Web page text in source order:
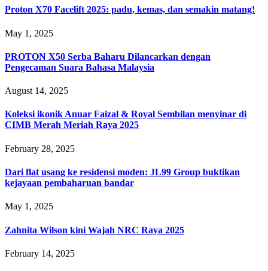
Proton X70 Facelift 2025: padu, kemas, dan semakin matang!
May 1, 2025
PROTON X50 Serba Baharu Dilancarkan dengan
Pengecaman Suara Bahasa Malaysia
August 14, 2025
Koleksi ikonik Anuar Faizal & Royal Sembilan menyinar di
CIMB Merah Meriah Raya 2025
February 28, 2025
Dari flat usang ke residensi moden: JL99 Group buktikan
kejayaan pembaharuan bandar
May 1, 2025
Zahnita Wilson kini Wajah NRC Raya 2025
February 14, 2025